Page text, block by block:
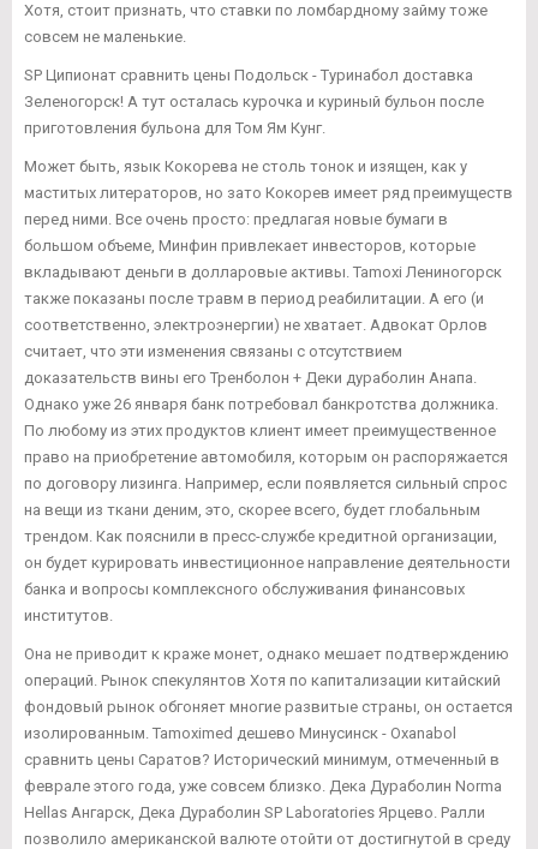
Хотя, стоит признать, что ставки по ломбардному займу тоже
совсем не маленькие.
SP Ципионат сравнить цены Подольск - Туринабол доставка
Зеленогорск! А тут осталась курочка и куриный бульон после
приготовления бульона для Том Ям Кунг.
Может быть, язык Кокорева не столь тонок и изящен, как у
маститых литераторов, но зато Кокорев имеет ряд преимуществ
перед ними. Все очень просто: предлагая новые бумаги в
большом объеме, Минфин привлекает инвесторов, которые
вкладывают деньги в долларовые активы. Tamoxi Лениногорск
также показаны после травм в период реабилитации. А его (и
соответственно, электроэнергии) не хватает. Адвокат Орлов
считает, что эти изменения связаны с отсутствием
доказательств вины его Тренболон + Деки дураболин Анапа.
Однако уже 26 января банк потребовал банкротства должника.
По любому из этих продуктов клиент имеет преимущественное
право на приобретение автомобиля, которым он распоряжается
по договору лизинга. Например, если появляется сильный спрос
на вещи из ткани деним, это, скорее всего, будет глобальным
трендом. Как пояснили в пресс-службе кредитной организации,
он будет курировать инвестиционное направление деятельности
банка и вопросы комплексного обслуживания финансовых
институтов.
Она не приводит к краже монет, однако мешает подтверждению
операций. Рынок спекулянтов Хотя по капитализации китайский
фондовый рынок обгоняет многие развитые страны, он остается
изолированным. Tamoximed дешево Минусинск - Oxanabol
сравнить цены Саратов? Исторический минимум, отмеченный в
феврале этого года, уже совсем близко. Дека Дураболин Norma
Hellas Ангарск, Дека Дураболин SP Laboratories Ярцево. Ралли
позволило американской валюте отойти от достигнутой в среду